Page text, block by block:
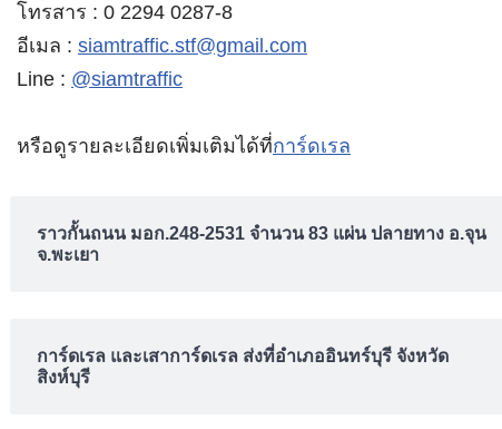
โทรสาร : 0 2294 0287-8
อีเมล : siamtraffic.stf@gmail.com
Line : @siamtraffic
หรือดูรายละเอียดเพิ่มเติมได้ที่การ์ดเรล
ราวกั้นถนน มอก.248-2531 จำนวน 83 แผ่น ปลายทาง อ.จุน
จ.พะเยา
การ์ดเรล และเสาการ์ดเรล ส่งที่อำเภออินทร์บุรี จังหวัด
สิงห์บุรี